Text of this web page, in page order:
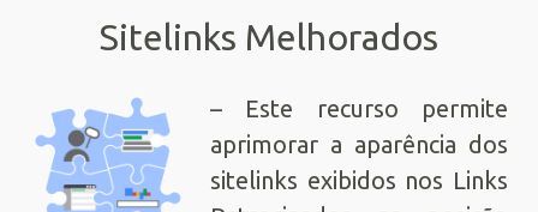
Sitelinks Melhorados
– Este recurso permite
aprimorar a aparência dos
sitelinks exibidos nos Links